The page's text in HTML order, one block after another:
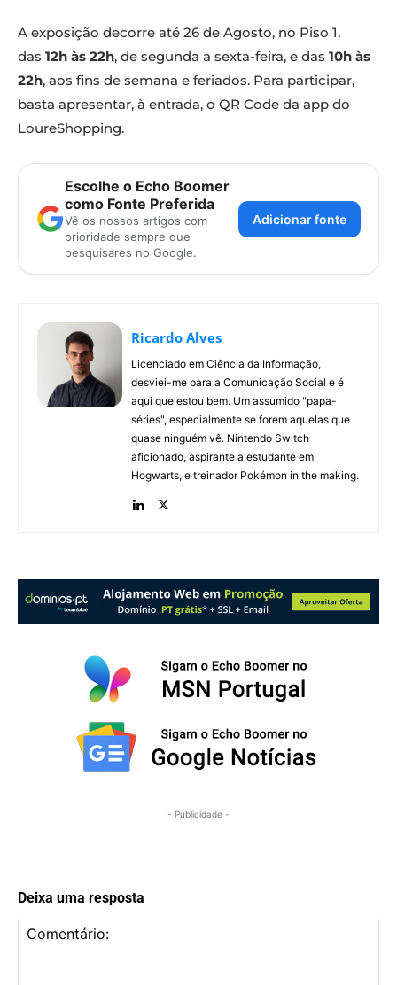
A exposição decorre até 26 de Agosto, no Piso 1,
das 12h às 22h, de segunda a sexta-feira, e das 10h às
22h, aos fins de semana e feriados. Para participar,
basta apresentar, à entrada, o QR Code da app do
LoureShopping.
Escolhe o Echo Boomer
como Fonte Preferida
Vê os nossos artigos com
prioridade sempre que
pesquisares no Google.
Adicionar fonte
Ricardo Alves
Licenciado em Ciência da Informação,
desviei-me para a Comunicação Social e é
aqui que estou bem. Um assumido "papa-
séries", especialmente se forem aquelas que
quase ninguém vê. Nintendo Switch
aficionado, aspirante a estudante em
Hogwarts, e treinador Pokémon in the making.
- Publicidade -
Deixa uma resposta